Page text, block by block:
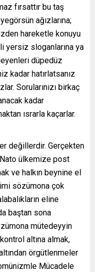
fırsattır bu taş
ağızlarına;
hareketle konuyu
yersiz sloganlarına ya
düpedüz
kadar hatırlatsanız
Sorularınızı birkaç
kadar
ısrarla kaçarlar.
değillerdir. Gerçekten
ülkemize post
ve halkın beynine el
sözümona çok
eline
baştan sona
mütedeyyin
altına almak,
örgütlenmeler
Mücadele